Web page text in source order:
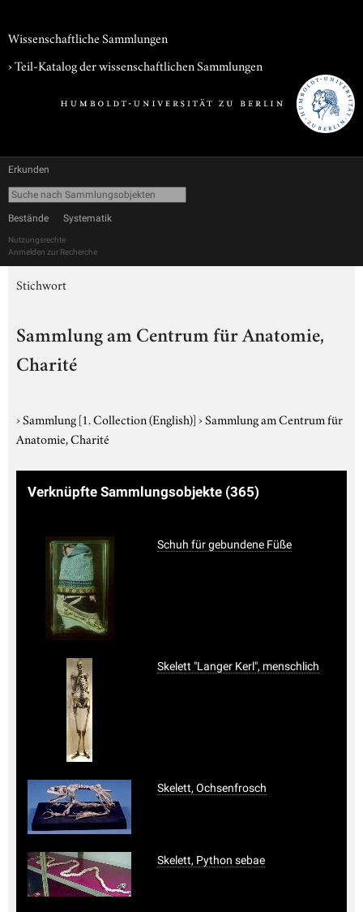
Wissenschaftliche Sammlungen
› Teil-Katalog der wissenschaftlichen Sammlungen
Erkunden
Bestände Systematik
Nutzungsrechte
Anmelden zur Recherche
Stichwort
Sammlung am Centrum für Anatomie,
Charité
›Sammlung[1. Collection (English)]›Sammlung am Centrum für
Anatomie, Charité
Verknüpfte Sammlungsobjekte (365)
Schuh für gebundene Füße
Skelett "Langer Kerl", menschlich
Skelett, Ochsenfrosch
Skelett, Python sebae